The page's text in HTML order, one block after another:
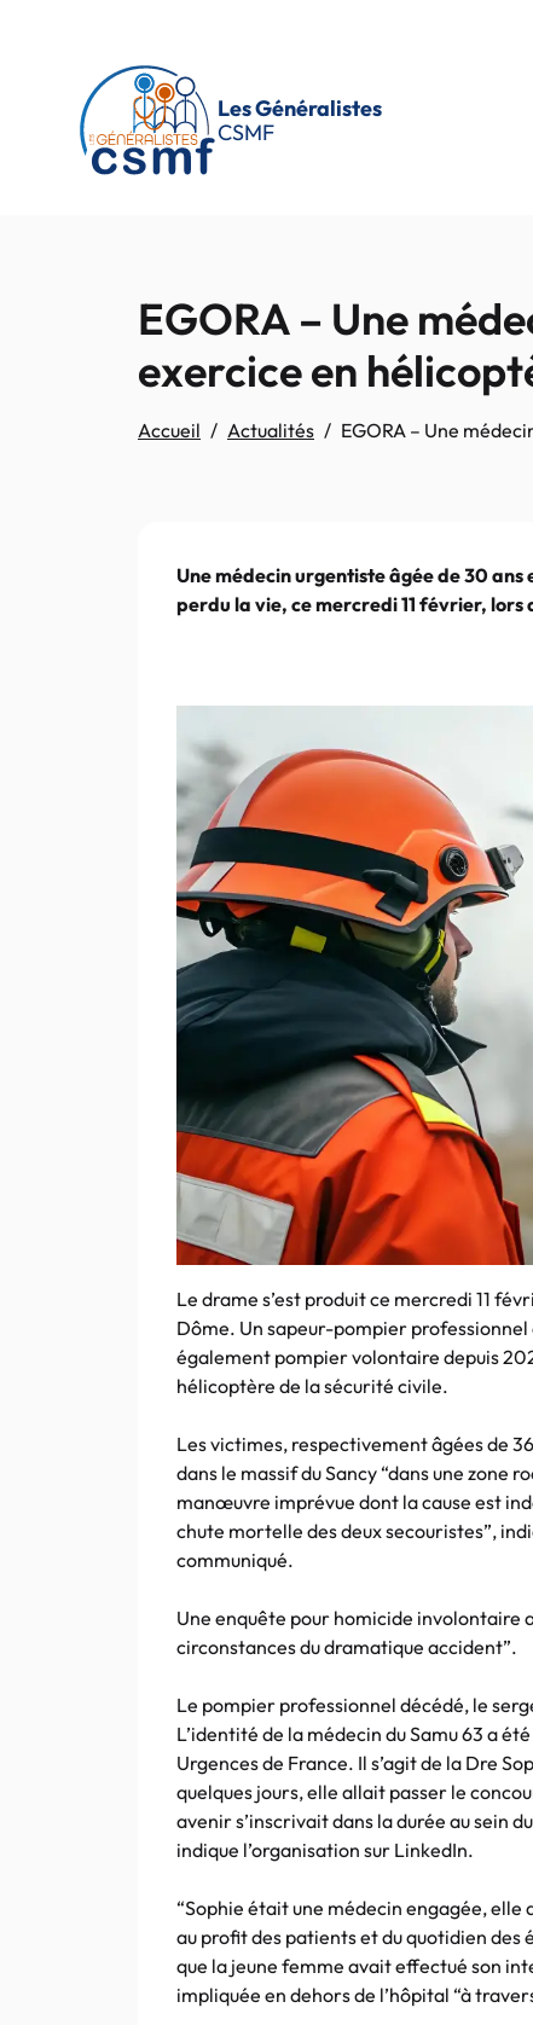
Les Généralistes
CSMF
EGORA – Une
exercice en
Accueil Actualités EGORA – Une
Une médecin urgentiste âgée de 30
perdu la vie, ce mercredi 11 février,
Le drame s’est produit ce mercredi 11
Dôme. Un sapeur-pompier professionnel
également pompier volontaire depuis
hélicoptère de la sécurité civile.
Les victimes, respectivement âgées de
dans le massif du Sancy “dans une zone
manœuvre imprévue dont la cause est
chute mortelle des deux secouristes”,
communiqué.
Une enquête pour homicide involontaire
circonstances du dramatique accident”.
Le pompier professionnel décédé, le
L’identité de la médecin du Samu 63 a
Urgences de France. Il s’agit de la Dre
quelques jours, elle allait passer le
avenir s’inscrivait dans la durée au sein
indique l’organisation sur LinkedIn.
“Sophie était une médecin engagée,
au profit des patients et du quotidien des
que la jeune femme avait effectué son
impliquée en dehors de l’hôpital “à